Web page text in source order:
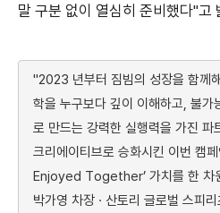
말 구분 없이 열심히 준비했다"고
"2023 년부터 짐빔의 성장을 함께
학을 누구보다 깊이 이해하고, 불가
로 만드는 강력한 실행력을 가진 파
크리에이티브로 승화시킨 이번 캠
Enjoyed Together’ 가치를 한 차
박가영 차장 · 산토리 글로벌 스피리